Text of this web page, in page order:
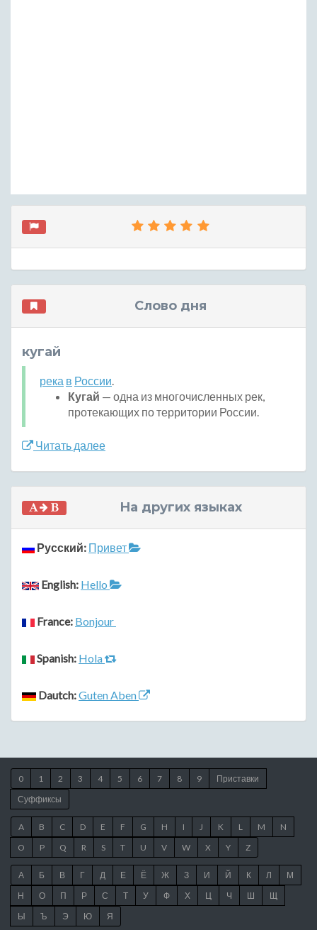
Слово дня
кугай
река в России.
Кугай — одна из многочисленных рек,
протекающих по территории России.
Читать далее
На других языках
Русский: Привет
English: Hello
France: Bonjour
Spanish: Hola
Dautch:Guten Aben
0 1 2 3 4 5 6 7 8 9
Приставки
Суффиксы
A B C D E F G H I J K L M
N
O
P Q R S T U V W X Y Z
А Б В Г Д Е Ё Ж З И Й К Л
М
Н
О П Р С Т У Ф Х Ц Ч Ш
Щ
Ы
Ъ Э Ю Я